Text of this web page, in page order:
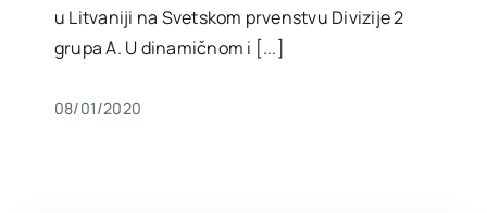
u Litvaniji na Svetskom prvenstvu Divizije 2
grupa A. U dinamičnom i [...]
08/01/2020